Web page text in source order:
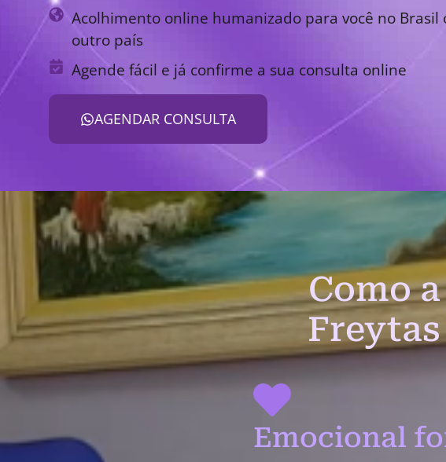
Acolhimento online humanizado para você no Brasil
outro país
Agende fácil e já confirme a sua consulta online
AGENDAR CONSULTA
Como
Emocional